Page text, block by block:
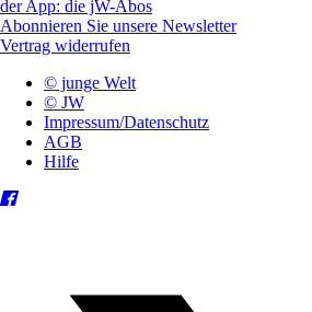
der App: die jW-Abos
Abonnieren Sie unsere Newsletter
Vertrag widerrufen
© junge Welt
© JW
Impressum/Datenschutz
AGB
Hilfe